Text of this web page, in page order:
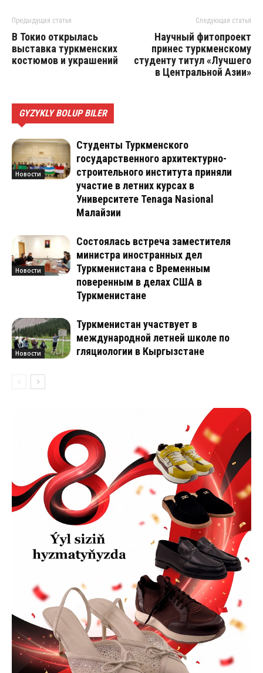
Предыдущая статья
В Токио открылась
выставка туркменских
костюмов и украшений
Следующая статья
Научный фитопроект
принес туркменскому
студенту титул «Лучшего
в Центральной Азии»
GYZYKLY BOLUP BILER
Новости
Студенты Туркменского
государственного архитектурно-
строительного института приняли
участие в летних курсах в
Университете Tenaga Nasional
Малайзии
Новости
Состоялась встреча заместителя
министра иностранных дел
Туркменистана с Временным
поверенным в делах США в
Туркменистане
Новости
Туркменистан участвует в
международной летней школе по
гляциологии в Кыргызстане